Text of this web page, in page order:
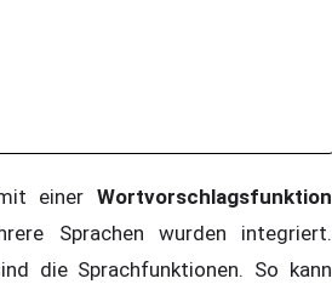
einer Wortvorschlagsfunktion
Sprachen wurden integriert.
die Sprachfunktionen. So kann